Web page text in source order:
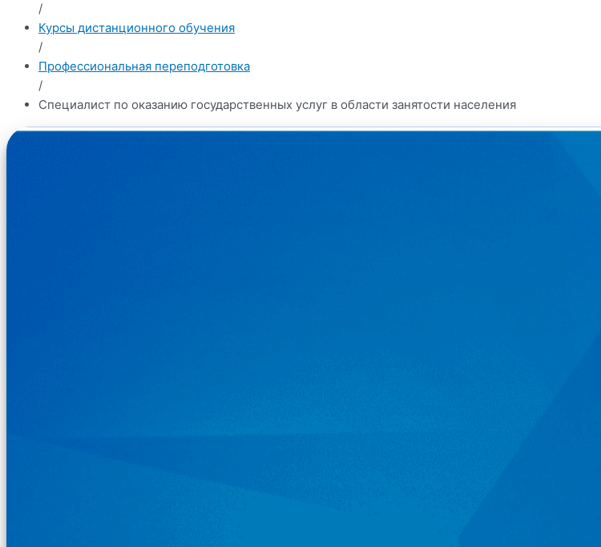
/
Курсы дистанционного обучения
/
Профессиональная переподготовка
/
Специалист по оказанию государственных услуг в области занятости населения